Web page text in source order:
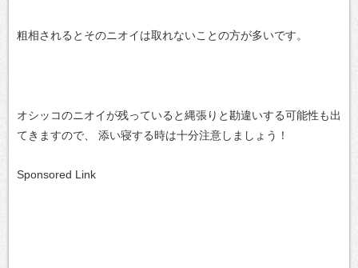
粗相されるとそのニオイは取れないことの方が多いです。
オシッコのニオイが残っていると縄張りと勘違いする可能性も出
てきますので、
添い寝する時は十分注意しましょう！
Sponsored Link